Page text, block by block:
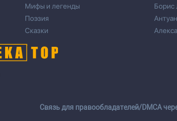
Мифы и легенды
Поэзия
Сказки
Борис
Cвязь для правообладателей/DMCA